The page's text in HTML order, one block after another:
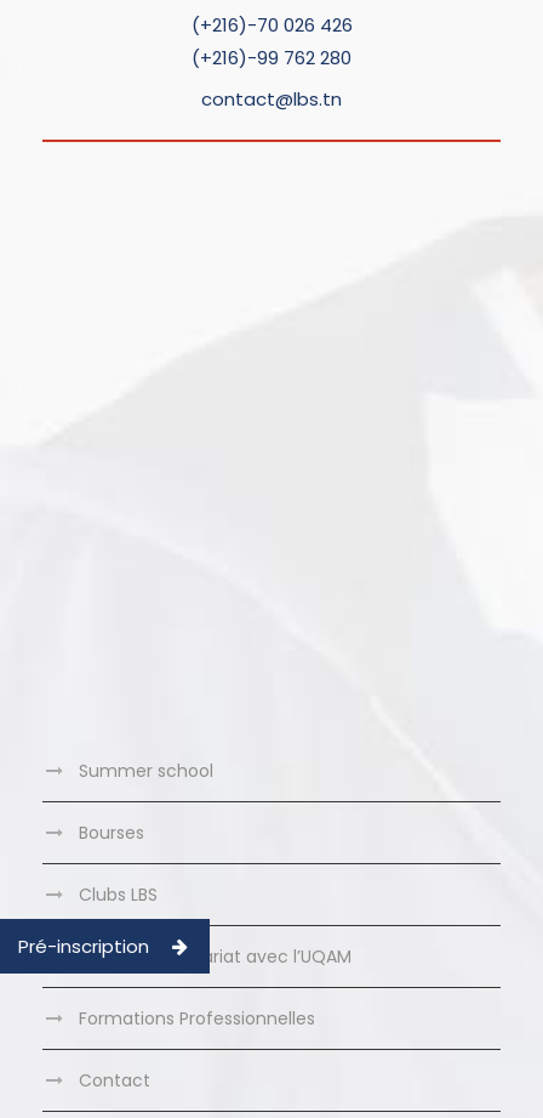
(+216)-70 026 426
(+216)-99 762 280
contact@lbs.tn
Summer school
Bourses
Clubs LBS
MBA en partenariat avec l’UQAM
Formations Professionnelles
Contact
Pré-inscription